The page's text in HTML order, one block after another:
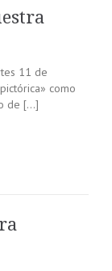
11 de
como
de […]